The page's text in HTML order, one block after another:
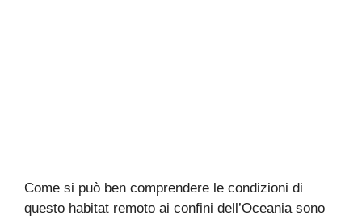
Come si può ben comprendere le condizioni di
questo habitat remoto ai confini dell’Oceania sono